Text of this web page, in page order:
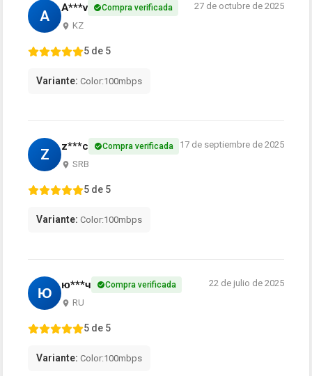
A A***v Compra verificada
KZ
27 de octubre de 2025
5 de 5
Variante: Color:100mbps
Z z***c Compra verificada
SRB
17 de septiembre de 2025
5 de 5
Variante: Color:100mbps
Ю ю***ч Compra verificada
RU
22 de julio de 2025
5 de 5
Variante: Color:100mbps